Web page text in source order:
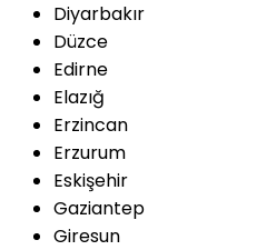
Diyarbakır
Düzce
Edirne
Elazığ
Erzincan
Erzurum
Eskişehir
Gaziantep
Giresun